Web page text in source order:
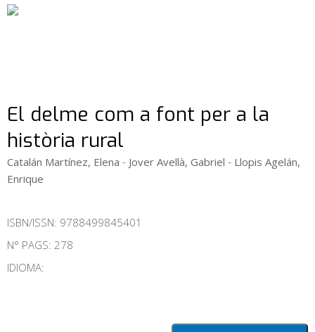
El delme com a font per a la
història rural
Catalán Martínez, Elena - Jover Avellà, Gabriel - Llopis Agelán,
Enrique
ISBN/ISSN: 9788499845401
N° PAGS: 278
IDIOMA: